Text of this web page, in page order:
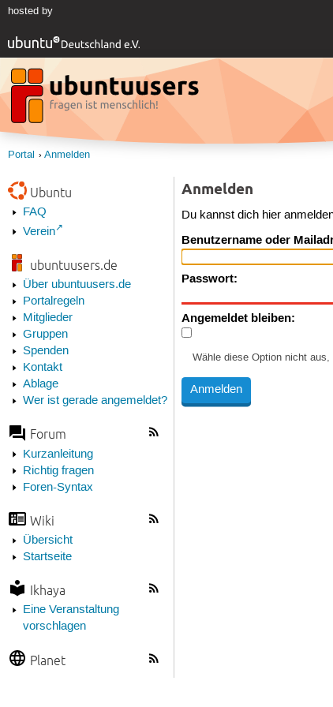
hosted by
Portal Anmelden
Ubuntu
FAQ
Verein
ubuntuusers.de
Über ubuntuusers.de
Portalregeln
Mitglieder
Gruppen
Spenden
Kontakt
Ablage
Wer ist gerade angemeldet?
Forum
Kurzanleitung
Richtig fragen
Foren-Syntax
Wiki
Übersicht
Startseite
Ikhaya
Eine Veranstaltung
vorschlagen
Planet
Anmelden
Du kannst dich hier
Benutzername oder
Passwort:
Angemeldet bleiben:
Wähle diese Option nicht